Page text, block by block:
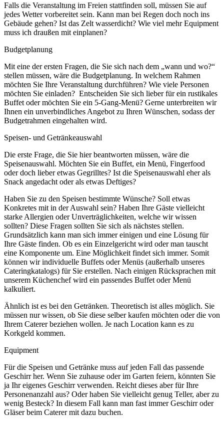
Falls die Veranstaltung im Freien stattfinden soll, müssen Sie auf
jedes Wetter vorbereitet sein. Kann man bei Regen doch noch ins
Gebäude gehen? Ist das Zelt wasserdicht? Wie viel mehr Equipment
muss ich draußen mit einplanen?
Budgetplanung
Mit eine der ersten Fragen, die Sie sich nach dem „wann und wo?“
stellen müssen, wäre die Budgetplanung. In welchem Rahmen
möchten Sie Ihre Veranstaltung durchführen? Wie viele Personen
möchten Sie einladen? Entscheiden Sie sich lieber für ein rustikales
Buffet oder möchten Sie ein 5-Gang-Menü? Gerne unterbreiten wir
Ihnen ein unverbindliches Angebot zu Ihren Wünschen, sodass der
Budgetrahmen eingehalten wird.
Speisen- und Getränkeauswahl
Die erste Frage, die Sie hier beantworten müssen, wäre die
Speisenauswahl. Möchten Sie ein Buffet, ein Menü, Fingerfood
oder doch lieber etwas Gegrilltes? Ist die Speisenauswahl eher als
Snack angedacht oder als etwas Deftiges?
Haben Sie zu den Speisen bestimmte Wünsche? Soll etwas
Konkretes mit in der Auswahl sein? Haben Ihre Gäste vielleicht
starke Allergien oder Unverträglichkeiten, welche wir wissen
sollten? Diese Fragen sollten Sie sich als nächstes stellen.
Grundsätzlich kann man sich immer einigen und eine Lösung für
Ihre Gäste finden. Ob es ein Einzelgericht wird oder man tauscht
eine Komponente um. Eine Möglichkeit findet sich immer. Somit
können wir individuelle Buffets oder Menüs (außerhalb unseres
Cateringkatalogs) für Sie erstellen. Nach einigen Rücksprachen mit
unserem Küchenchef wird ein passendes Buffet oder Menü
kalkuliert.
Ähnlich ist es bei den Getränken. Theoretisch ist alles möglich. Sie
müssen nur wissen, ob Sie diese selber kaufen möchten oder die von
Ihrem Caterer beziehen wollen. Je nach Location kann es zu
Korkgeld kommen.
Equipment
Für die Speisen und Getränke muss auf jeden Fall das passende
Geschirr her. Wenn Sie zuhause oder im Garten feiern, könnten Sie
ja Ihr eigenes Geschirr verwenden. Reicht dieses aber für Ihre
Personenanzahl aus? Oder haben Sie vielleicht genug Teller, aber zu
wenig Besteck? In diesem Fall kann man fast immer Geschirr oder
Gläser beim Caterer mit dazu buchen.